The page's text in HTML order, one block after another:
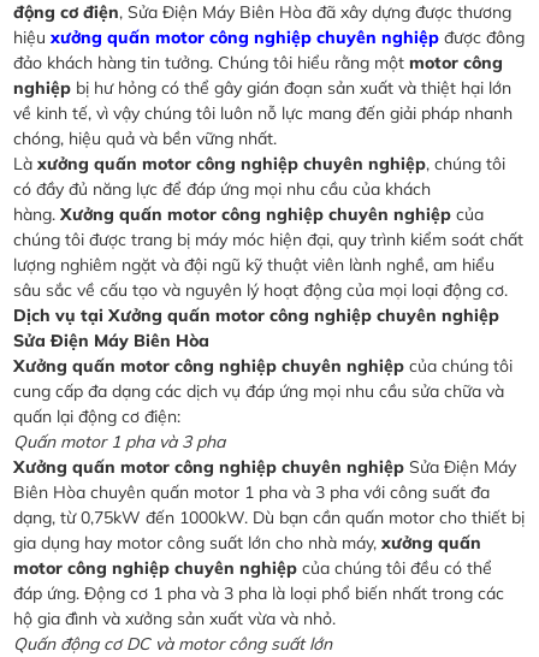
động cơ điện, Sửa Điện Máy Biên Hòa đã xây dựng được thương
hiệuxưởng quấn motor công nghiệp chuyên nghiệp được đông
đảo khách hàng tin tưởng. Chúng tôi hiểu rằng mộtmotor công
nghiệp bị hư hỏng có thể gây gián đoạn sản xuất và thiệt hại lớn
về kinh tế, vì vậy chúng tôi luôn nỗ lực mang đến giải pháp nhanh
chóng, hiệu quả và bền vững nhất.
Làxưởng quấn motor công nghiệp chuyên nghiệp, chúng tôi
có đầy đủ năng lực để đáp ứng mọi nhu cầu của khách
hàng.Xưởng quấn motor công nghiệp chuyên nghiệp của
chúng tôi được trang bị máy móc hiện đại, quy trình kiểm soát chất
lượng nghiêm ngặt và đội ngũ kỹ thuật viên lành nghề, am hiểu
sâu sắc về cấu tạo và nguyên lý hoạt động của mọi loại động cơ.
Dịch vụ tại Xưởng quấn motor công nghiệp chuyên nghiệp
Sửa Điện Máy Biên Hòa
Xưởng quấn motor công nghiệp chuyên nghiệp của chúng tôi
cung cấp đa dạng các dịch vụ đáp ứng mọi nhu cầu sửa chữa và
quấn lại động cơ điện:
Quấn motor 1 pha và 3 pha
Xưởng quấn motor công nghiệp chuyên nghiệp Sửa Điện Máy
Biên Hòa chuyên quấn motor 1 pha và 3 pha với công suất đa
dạng, từ 0,75kW đến 1000kW. Dù bạn cần quấn motor cho thiết bị
gia dụng hay motor công suất lớn cho nhà máy,xưởng quấn
motor công nghiệp chuyên nghiệp của chúng tôi đều có thể
đáp ứng. Động cơ 1 pha và 3 pha là loại phổ biến nhất trong các
hộ gia đình và xưởng sản xuất vừa và nhỏ.
Quấn động cơ DC và motor công suất lớn